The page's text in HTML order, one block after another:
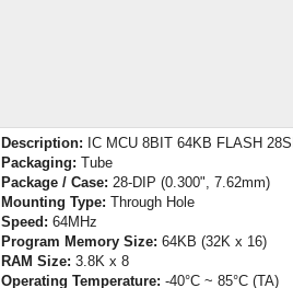
Description: IC MCU 8BIT 64KB FLASH
Packaging: Tube
Package / Case: 28-DIP (0.300", 7.62mm)
Mounting Type: Through Hole
Speed: 64MHz
Program Memory Size: 64KB (32K x 16)
RAM Size: 3.8K x 8
Operating Temperature: -40°C ~ 85°C (TA)